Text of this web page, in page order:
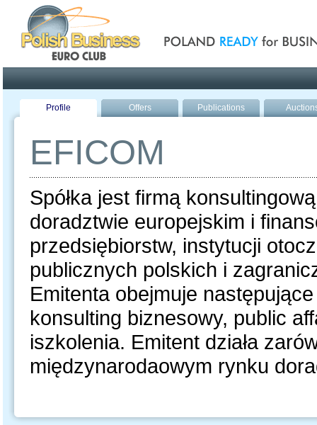
Profile Offers Publications
EFICOM
Spółka jest firmą
doradztwie europejskim i
przedsiębiorstw, instytucji
publicznych polskich i
Emitenta obejmuje
konsulting biznesowy, public
iszkolenia. Emitent działa
międzynarodaowym rynku